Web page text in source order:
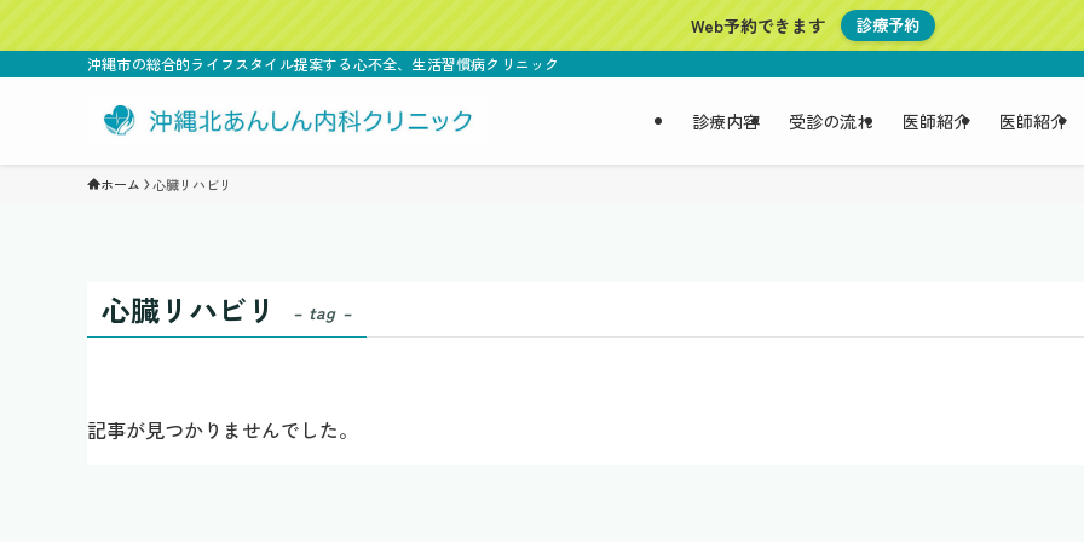
Web予約できます 診療予約
沖縄市の総合的ライフスタイル提案する心不全、生活習慣病クリニック
診療内容 受診の流れ 医師紹介 医師紹介
ホーム 心臓リハビリ
心臓リハビリ – tag –
記事が見つかりませんでした。